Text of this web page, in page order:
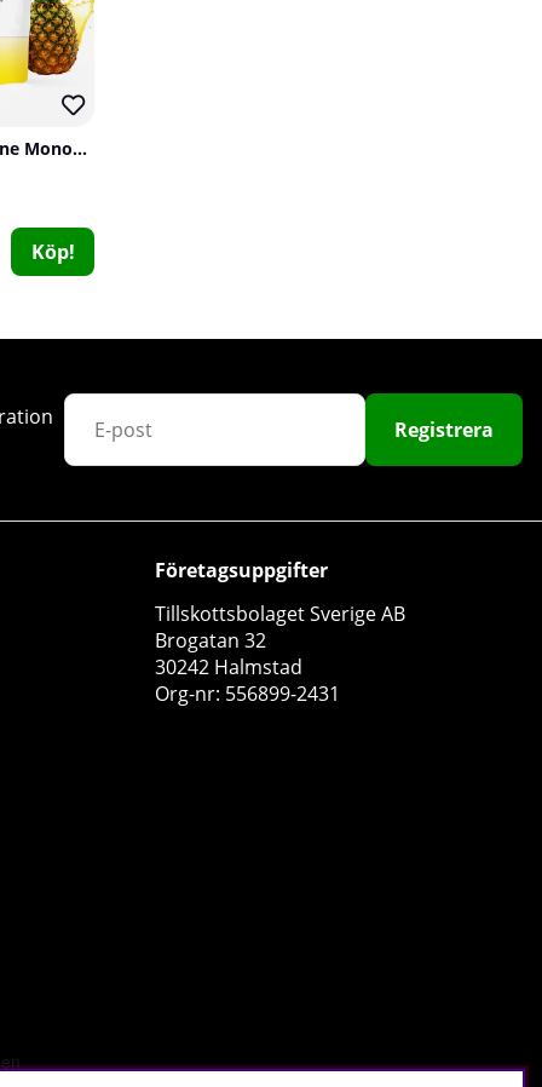
0
50
Utförsäljning!
SOLID Nutrition Creatine Monohydrate, 400 g
Köp!
Registrera
Företagsuppgifter
Tillskottsbolaget Sverige AB
Brogatan 32
30242 Halmstad
Org-nr: 556899-2431